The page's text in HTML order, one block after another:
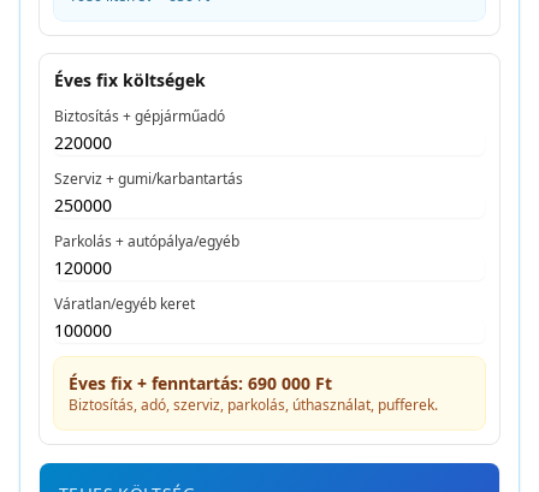
Éves fix költségek
Biztosítás + gépjárműadó
Szerviz + gumi/karbantartás
Parkolás + autópálya/egyéb
Váratlan/egyéb keret
Éves fix + fenntartás: 690 000 Ft
Biztosítás, adó, szerviz, parkolás, úthasználat, pufferek.